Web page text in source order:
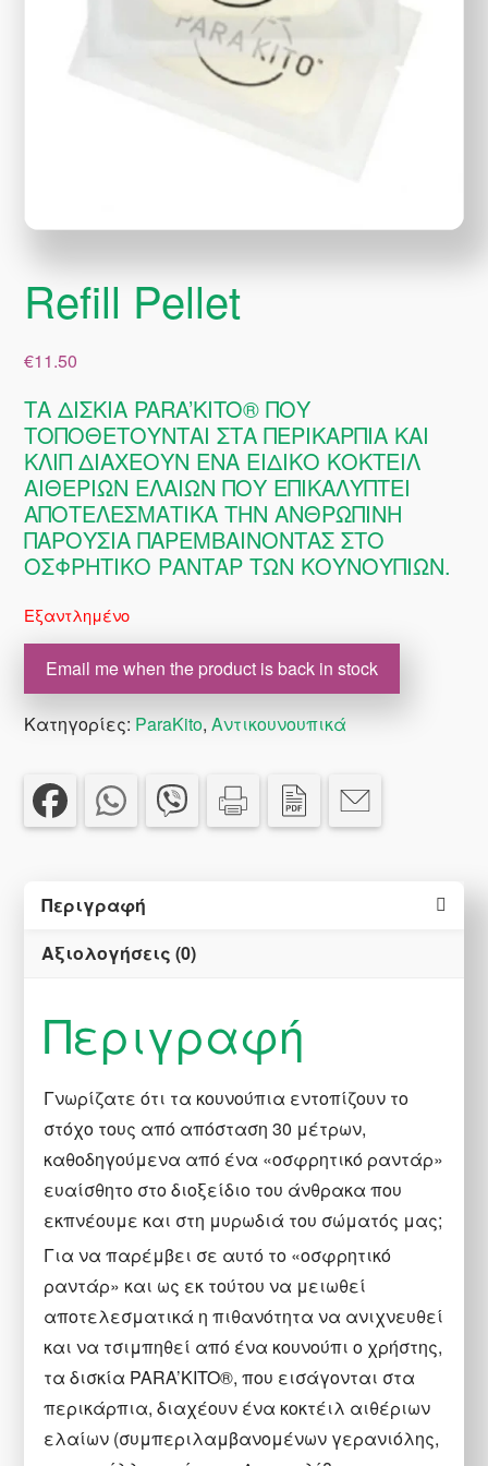
Refill Pellet
€11.50
ΤΑ ΔΙΣΚΙΑ PARA’KITO® ΠΟΥ
ΤΟΠΟΘΕΤΟΥΝΤΑΙ ΣΤΑ ΠΕΡΙΚΑΡΠΙΑ ΚΑΙ
ΚΛΙΠ ΔΙΑΧΕΟΥΝ ΕΝΑ ΕΙΔΙΚΟ ΚΟΚΤΕΙΛ
ΑΙΘΕΡΙΩΝ ΕΛΑΙΩΝ ΠΟΥ ΕΠΙΚΑΛΥΠΤΕΙ
ΑΠΟΤΕΛΕΣΜΑΤΙΚΑ ΤΗΝ ΑΝΘΡΩΠΙΝΗ
ΠΑΡΟΥΣΙΑ ΠΑΡΕΜΒΑΙΝΟΝΤΑΣ ΣΤΟ
ΟΣΦΡΗΤΙΚΟ ΡΑΝΤΑΡ ΤΩΝ ΚΟΥΝΟΥΠΙΩΝ.
Εξαντλημένο
Email me when the product is back in stock
Κατηγορίες: ParaKito,Αντικουνουπικά
Περιγραφή
Αξιολογήσεις (0)
Περιγραφή
Γνωρίζατε ότι τα κουνούπια εντοπίζουν το
στόχο τους από απόσταση 30 μέτρων,
καθοδηγούμενα από ένα «οσφρητικό ραντάρ»
ευαίσθητο στο διοξείδιο του άνθρακα που
εκπνέουμε και στη μυρωδιά του σώματός μας;
Για να παρέμβει σε αυτό το «οσφρητικό
ραντάρ» και ως εκ τούτου να μειωθεί
αποτελεσματικά η πιθανότητα να ανιχνευθεί
και να τσιμπηθεί από ένα κουνούπι ο χρήστης,
τα δισκία PARA’KITO®, που εισάγονται στα
περικάρπια, διαχέουν ένα κοκτέιλ αιθέριων
ελαίων (συμπεριλαμβανομένων γερανιόλης,